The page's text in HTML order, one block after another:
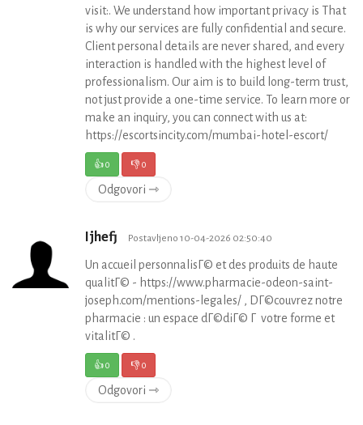
visit:. We understand how important privacy is That
is why our services are fully confidential and secure.
Client personal details are never shared, and every
interaction is handled with the highest level of
professionalism. Our aim is to build long-term trust,
not just provide a one-time service. To learn more or
make an inquiry, you can connect with us at:
https://escortsincity.com/mumbai-hotel-escort/
👍0 👎0
Odgovori ⇾
Ijhefj Postavljeno 10-04-2026 02:50:40
Un accueil personnalisГ© et des produits de haute
qualitГ© - https://www.pharmacie-odeon-saint-
joseph.com/mentions-legales/ , DГ©couvrez notre
pharmacie : un espace dГ©diГ© Г votre forme et
vitalitГ© .
👍0 👎0
Odgovori ⇾